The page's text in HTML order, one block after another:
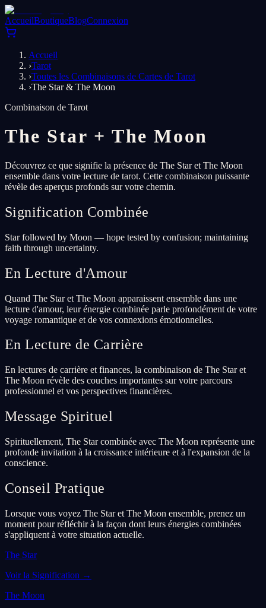
AccueilBoutiqueBlogConnexion
Accueil
›Tarot
›Toutes les Combinaisons de Cartes de Tarot
›The Star & The Moon
Combinaison de Tarot
The Star +The Moon
Découvrez ce que signifie la présence de The Star et The Moon
ensemble dans votre lecture de tarot. Cette combinaison puissante
révèle des aperçus profonds sur votre chemin.
Signification Combinée
Star followed by Moon — hope tested by confusion; maintaining
faith through uncertainty.
En Lecture d'Amour
Quand The Star et The Moon apparaissent ensemble dans une
lecture d'amour, leur énergie combinée parle profondément de votre
voyage romantique et de vos connexions émotionnelles.
En Lecture de Carrière
En lectures de carrière et finances, la combinaison de The Star et
The Moon révèle des couches importantes sur votre parcours
professionnel et vos perspectives financières.
Message Spirituel
Spirituellement, The Star combinée avec The Moon représente une
profonde invitation à la croissance intérieure et à l'expansion de la
conscience.
Conseil Pratique
Lorsque vous voyez The Star et The Moon ensemble, prenez un
moment pour réfléchir à la façon dont leurs énergies combinées
s'appliquent à votre situation actuelle.
The Star
Voir la Signification →
The Moon